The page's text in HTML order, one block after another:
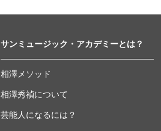
サンミュージック・アカデミーとは？
相澤メソッド
相澤秀禎について
芸能人になるには？